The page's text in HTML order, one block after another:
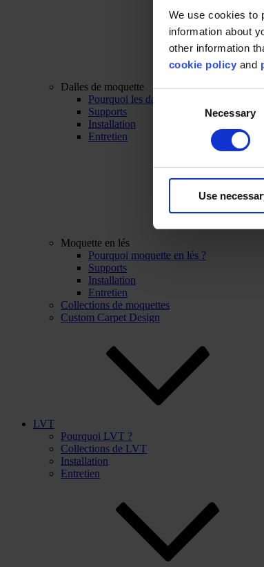
We use cookies to
information about
other information
cookie policy and
Consent
Necessary
Use
Dalles de moquette
Pourquoi les dalles de moquette ?
Supports
Installation
Entretien
Moquette en lés
Pourquoi moquette en lés ?
Supports
Installation
Entretien
Collections de moquettes
Custom Carpet Design
LVT
Pourquoi LVT ?
Collections de LVT
Installation
Entretien